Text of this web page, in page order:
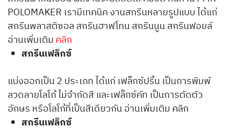
POLOMAKER เรามีเทคนิค งานสกรีนหลายรูปแบบ ได้แก่
สกรีนพลาสติซอล สกรีนฮาฟโทน สกรีนนูน สกรีนฟอยล์
อ่านเพิ่มเติม คลิก
สกรีนเฟล็กซ์
แบ่งออกเป็น 2 ประเภท ได้แก่ เฟล็กซ์ปริ้น เป็นการพิมพ์
ลวดลายโลโก้ ไม่จำกัดสี และเฟล็กซ์คัท เป็นการตัดตัว
อักษร หรือโลโก้ที่เป็นสีเดียวกัน อ่านเพิ่มเติม คลิก
สกรีนเฟล็กซ์